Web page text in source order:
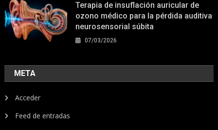
Terapia de insuflación auricular de
ozono médico para la pérdida auditiva
neurosensorial súbita
07/03/2026
META
Acceder
Feed de entradas